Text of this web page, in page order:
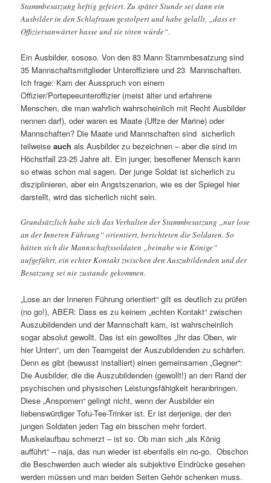
Stammbesatzung heftig gefeiert. Zu später Stunde sei dann ein
Ausbilder in den Schlafraum gestolpert und habe gelallt, „dass er
Offiziersanwärter hasse und sie töten würde“.
Ein Ausbilder, sososo. Von den 83 Mann Stammbesatzung sind
35 Mannschaftsmitglieder Unteroffiziere und 23 Mannschaften.
Ich frage: Kam der Ausspruch von einem
Offizier/Portepeeunteroffizier (meist älter und erfahrene
Menschen, die man wahrlich wahrscheinlich mit Recht Ausbilder
nennen darf), oder waren es Maate (Uffze der Marine) oder
Mannschaften? Die Maate und Mannschaften sind sicherlich
teilweiseauch als Ausbilder zu bezeichnen – aber die sind im
Höchstfall 23-25 Jahre alt. Ein junger, besoffener Mensch kann
so etwas schon mal sagen. Der junge Soldat ist sicherlich zu
disziplinieren, aber ein Angstszenarion, wie es der Spiegel hier
darstellt, wird das sicherlich nicht sein.
Grundsätzlich habe sich das Verhalten der Stammbesatzung „nur lose
an der Inneren Führung“ orientiert, berichteten die Soldaten. So
hätten sich die Mannschaftssoldaten „beinahe wie Könige“
aufgeführt, ein echter Kontakt zwischen den Auszubildenden und der
Besatzung sei nie zustande gekommen.
„Lose an der Inneren Führung orientiert“ gilt es deutlich zu prüfen
(no go!), ABER: Dass es zu keinem „echten Kontakt“ zwischen
Auszubildenden und der Mannschaft kam, ist wahrscheinlich
sogar absolut gewollt. Das ist ein gewolltes „Ihr das Oben, wir
hier Unten“, um den Teamgeist der Auszubildenden zu schärfen.
Denn es gibt (bewusst installiert) einen gemeinsamen „Gegner“:
Die Ausbilder, die die Auszubildenden (gewollt!) an den Rand der
psychischen und physischen Leistungsfähigkeit heranbringen.
Diese „Anspornen“ gelingt nicht, wenn der Ausbilder ein
liebenswürdiger Tofu-Tee-Trinker ist. Er ist derjenige, der den
jungen Soldaten jeden Tag ein bisschen mehr fordert.
Muskelaufbau schmerzt – ist so. Ob man sich „als König
aufführt“ – naja, das nun wieder ist ebenfalls ein no-go. Obschon
die Beschwerden auch wieder als subjektive Eindrücke gesehen
werden müssen und man beiden Seiten Gehör schenken muss.